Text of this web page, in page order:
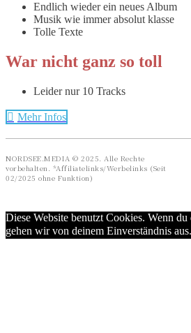
Endlich wieder ein neues Album
Musik wie immer absolut klasse
Tolle Texte
War nicht ganz so toll
Leider nur 10 Tracks
Mehr Infos
NORDSEE.MEDIA © 2025. Alle Rechte
vorbehalten. *Affiliatelinks/Werbelinks (Seit
02/2025 ohne Funktion)
Diese Website benutzt Cookies. Wenn
gehen wir von deinem Einverständnis aus.